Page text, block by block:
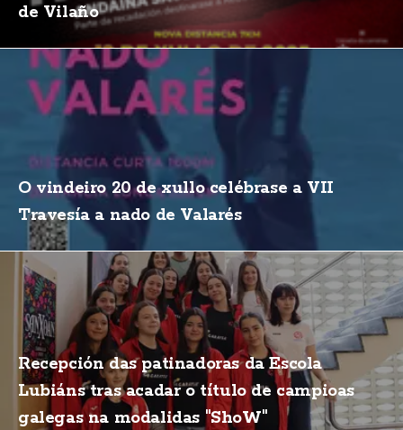
de Vilaño
O vindeiro 20 de xullo celébrase a VII
Travesía a nado de Valarés
Recepción das patinadoras da Escola
Lubiáns tras acadar o título de campioas
galegas na modalidas "ShoW"